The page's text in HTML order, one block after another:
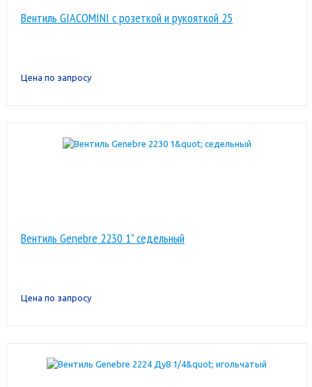
Вентиль GIACOMINI с розеткой и рукояткой 25
Цена по запросу
Вентиль Genebre 2230 1" седельный
Цена по запросу